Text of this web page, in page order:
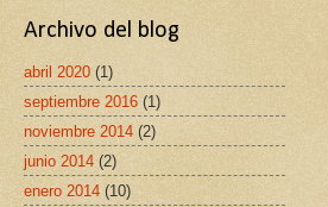
Archivo del blog
abril 2020 (1)
septiembre 2016 (1)
noviembre 2014 (2)
junio 2014 (2)
enero 2014 (10)